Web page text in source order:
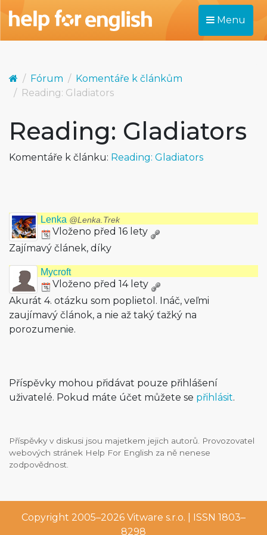
Menu
Fórum
Komentáře k článkům
Reading: Gladiators
Reading: Gladiators
Komentáře k článku: Reading: Gladiators
Lenka @Lenka.Trek
Vloženo před 16 lety
Zajímavý článek, díky
Mycroft
Vloženo před 14 lety
Akurát 4. otázku som poplietol. Ináč, veľmi
zaujímavý článok, a nie až taký ťažký na
porozumenie.
Příspěvky mohou přidávat pouze přihlášení
uživatelé. Pokud máte účet můžete se přihlásit.
Příspěvky v diskusi jsou majetkem jejich autorů. Provozovatel
webových stránek Help For English za ně nenese
zodpovědnost.
Copyright 2005–2026 Vitware s.r.o. | ISSN 1803–
8298